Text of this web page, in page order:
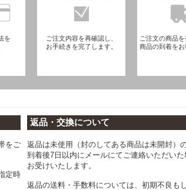
を
ご注文内容を再確認し、
お手続きを完了します。
ご注文の商品を
商品の到着をお
をご
定時
返品・交換について
返品は未使用（封のしてある商品は未開封）の
到着後7日以内にメールにてご連絡いただい
お受けいたします。
返品の送料・手数料については、初期不良も